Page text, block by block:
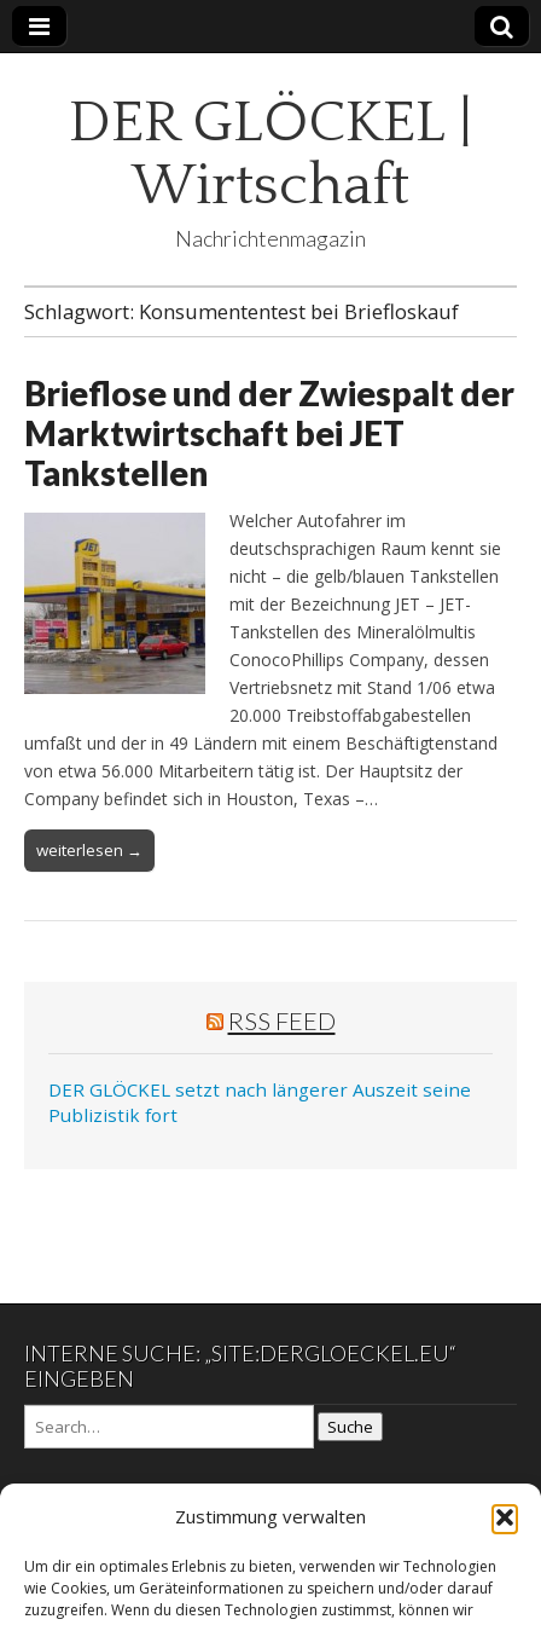
Zustimmung verwalten
Um dir ein optimales Erlebnis zu bieten, verwenden wir Technologien
wie Cookies, um Geräteinformationen zu speichern und/oder darauf
zuzugreifen. Wenn du diesen Technologien zustimmst, können wir
DER GLÖCKEL |
Wirtschaft
Nachrichtenmagazin
Schlagwort: Konsumententest bei Briefloskauf
Brieflose und der Zwiespalt der
Marktwirtschaft bei JET
Tankstellen
Welcher Autofahrer im
deutschsprachigen Raum kennt sie
nicht – die gelb/blauen Tankstellen
mit der Bezeichnung JET – JET-
Tankstellen des Mineralölmultis
ConocoPhillips Company, dessen
Vertriebsnetz mit Stand 1/06 etwa
20.000 Treibstoffabgabestellen
umfaßt und der in 49 Ländern mit einem Beschäftigtenstand
von etwa 56.000 Mitarbeitern tätig ist. Der Hauptsitz der
Company befindet sich in Houston, Texas –…
weiterlesen →
RSS FEED
DER GLÖCKEL setzt nach längerer Auszeit seine
Publizistik fort
INTERNE SUCHE: „SITE:DERGLOECKEL.EU“
EINGEBEN
Suche
Datenschutzerklärung
DER SCHWARZE EGON